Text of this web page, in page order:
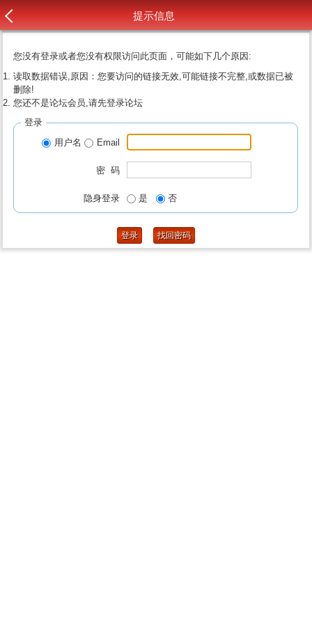
提示信息
您没有登录或者您没有权限访问此页面，可能如下几个原因:
读取数据错误,原因：您要访问的链接无效,可能链接不完整,或数据已被
删除!
您还不是论坛会员,请先登录论坛
登录
用户名
Email
密 码
隐身登录 是 否